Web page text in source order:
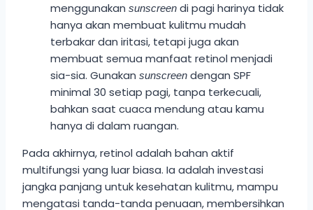
menggunakan sunscreen di pagi harinya tidak
hanya akan membuat kulitmu mudah
terbakar dan iritasi, tetapi juga akan
membuat semua manfaat retinol menjadi
sia-sia. Gunakan sunscreen dengan SPF
minimal 30 setiap pagi, tanpa terkecuali,
bahkan saat cuaca mendung atau kamu
hanya di dalam ruangan.
Pada akhirnya, retinol adalah bahan aktif
multifungsi yang luar biasa. Ia adalah investasi
jangka panjang untuk kesehatan kulitmu, mampu
mengatasi tanda-tanda penuaan, membersihkan